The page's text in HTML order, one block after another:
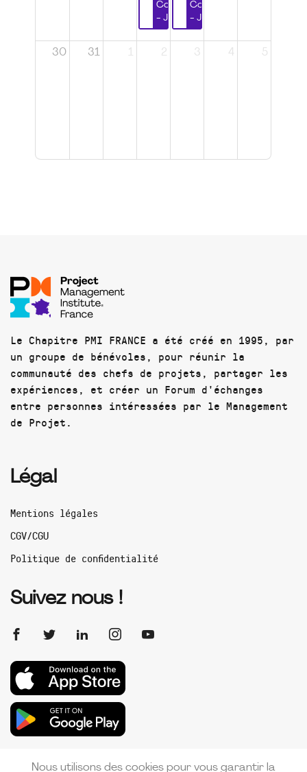
Complexes
- Jour 1
Complexes
- Jour 2
30 31 1 2 3 4 5
Le Chapitre PMI FRANCE a été créé en 1995, par
un groupe de bénévoles, pour réunir la
communauté des chefs de projets, partager les
expériences, et créer un Forum d'échanges
entre personnes intéressées par le Management
de Projet.
Légal
Mentions légales
CGV/CGU
Politique de confidentialité
Suivez nous !
Nous utilisons des cookies pour vous garantir la